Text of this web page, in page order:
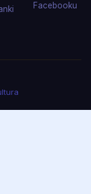
Facebooku